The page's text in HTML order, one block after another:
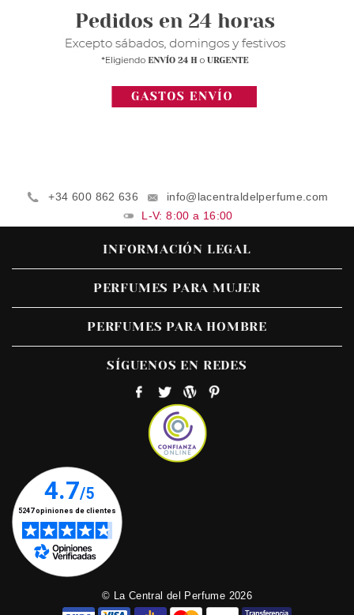
+34 600 862 636
info@lacentraldelperfume.com
L-V: 8:00 a 16:00
INFORMACIÓN LEGAL
PERFUMES PARA MUJER
PERFUMES PARA HOMBRE
SÍGUENOS EN REDES
© La Central del Perfume 2026